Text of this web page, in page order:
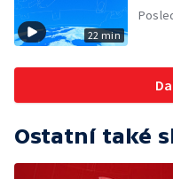
22 min
Ostatní také